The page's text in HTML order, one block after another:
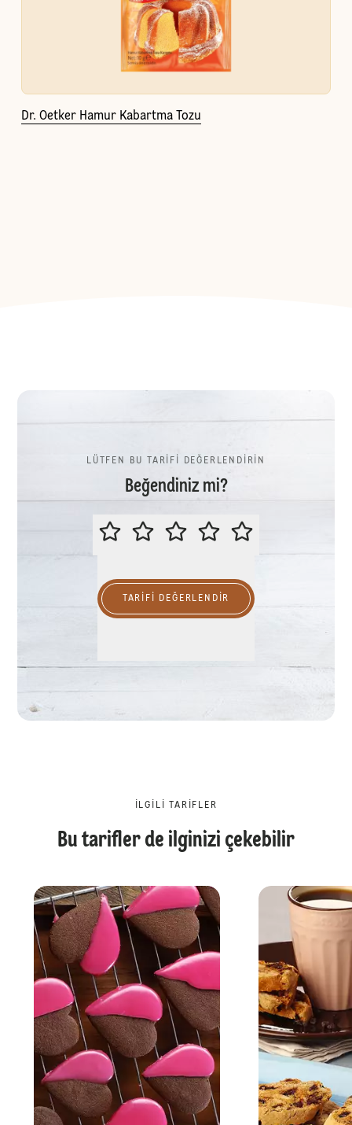
Dr. Oetker Hamur Kabartma Tozu
LÜTFEN BU TARİFİ DEĞERLENDİRİN
Beğendiniz mi?
LÜTFEN BU TARİFİ
TARIFI DEĞERLENDİR
İLGILI TARIFLER
Bu tarifler de ilginizi çekebilir